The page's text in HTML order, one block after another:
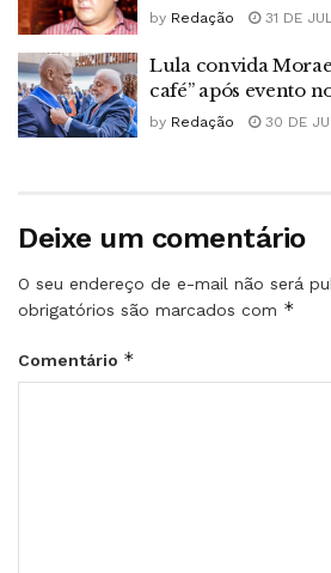
by Redação 31 DE
Lula convida
café” após evento
by Redação 30 DE
Deixe um comentário
O seu endereço de e-mail não será
obrigatórios são marcados com *
Comentário *